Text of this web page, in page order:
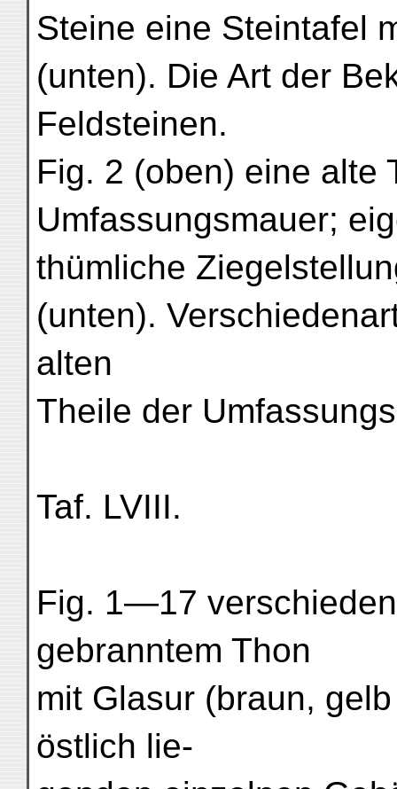
Steine eine Steintafel
(unten). Die Art der
Feldsteinen.
Fig. 2 (oben) eine alte
Umfassungsmauer;
thümliche
(unten).
alten
Theile der
Taf. LVIII.
Fig. 1—17
gebranntem Thon
mit Glasur (braun,
östlich lie-